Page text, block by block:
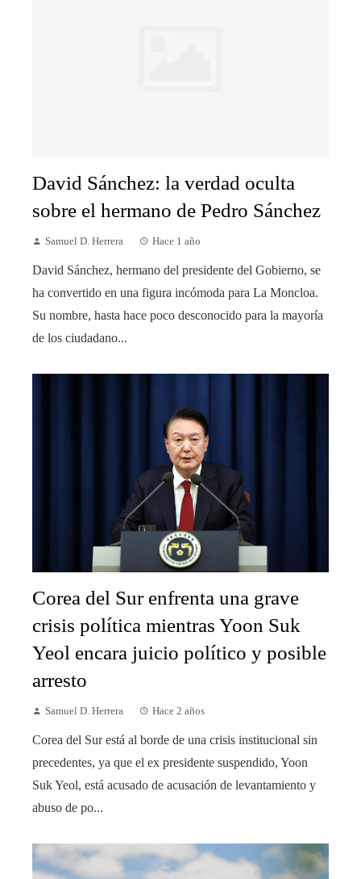
David Sánchez: la verdad oculta
sobre el hermano de Pedro Sánchez
Samuel D. Herrera Hace 1 año
David Sánchez, hermano del presidente del Gobierno, se
ha convertido en una figura incómoda para La Moncloa.
Su nombre, hasta hace poco desconocido para la mayoría
de los ciudadano...
Corea del Sur enfrenta una grave
crisis política mientras Yoon Suk
Yeol encara juicio político y posible
arresto
Samuel D. Herrera Hace 2 años
Corea del Sur está al borde de una crisis institucional sin
precedentes, ya que el ex presidente suspendido, Yoon
Suk Yeol, está acusado de acusación de levantamiento y
abuso de po...